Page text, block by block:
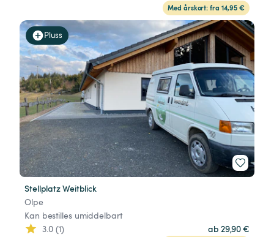
Med årskort: fra 14,95 €
Pluss
Stellplatz Weitblick
Olpe
Kan bestilles umiddelbart
3.0 (1)
ab 29,90 €